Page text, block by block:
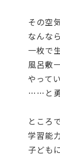
その空
なんな
一枚で
風呂敷
やって
……と勇
ところ
学習能
子ども